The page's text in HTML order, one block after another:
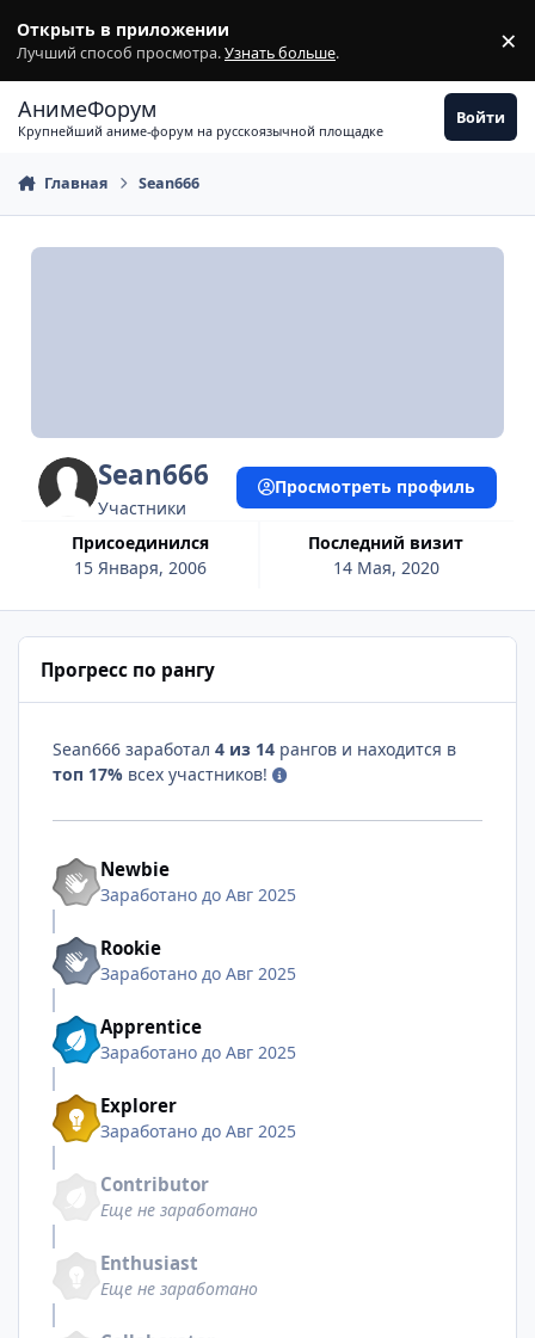
Открыть в приложении
Лучший способ просмотра.Узнать больше. ×
АнимеФорум
Крупнейший аниме-форум на русскоязычной площадке
Войти
Главная Sean666
Sean666
Участники
Присоединился
15 Января, 2006
Последний визит
14 Мая, 2020
Просмотреть профиль
Прогресс по рангу
Sean666 заработал 4 из 14 рангов и находится в
топ 17% всех участников!
Newbie
Заработано до Авг 2025
Rookie
Заработано до Авг 2025
Apprentice
Заработано до Авг 2025
Explorer
Заработано до Авг 2025
Contributor
Еще не заработано
Enthusiast
Еще не заработано